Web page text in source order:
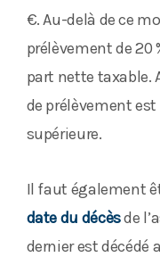
€. Au-delà de ce
prélèvement de 20
part nette taxable.
de prélèvement est
supérieure.
Il faut également
date du décèsde
dernier est décédé